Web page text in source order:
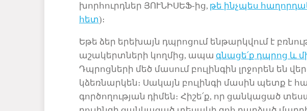
խորհուրդներ ՅՈՒՆԻՍԵՖ-ից, թե ինչպես
հետ)։
Եթե ձեր երեխայն դպրոցում ենթարկվում է
աշակերտների կողմից, ապա գնացե՛ք դպրոց և
Դպրոցների մեծ մասում բուլինգին լրջորեն են
կձեռնարկեն։ Սակայն բուլինգի մասին պետք է
գործողության դիմեն։ Հիշե՛ք, որ ցանկացած